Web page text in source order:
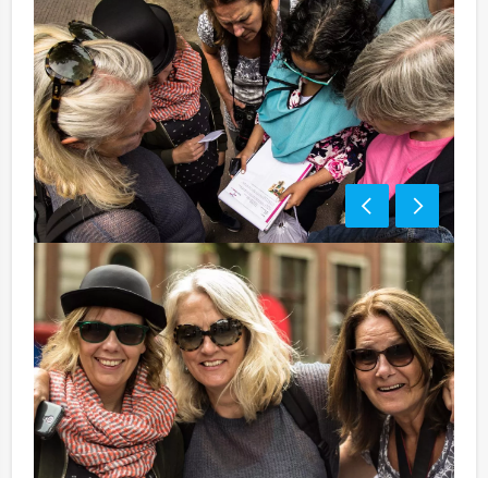
Optioneel:
Niet telkens uw knip hoeven trekken om uw drankje af
te rekenen? Voor € 13,50 per persoon per uur dat u in
het restaurant doorbrengt (excl. BTW) kunt u
gebruikmaken van het drankarrangement, waarbij u
onbeperkt kunt genieten van bier, fris, huiswijn, koffie
en thee. En…zo komt u ook achteraf niet voor
verrassingen te staan!